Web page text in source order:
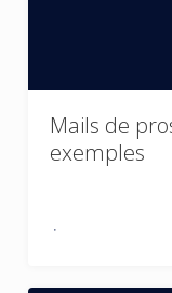
Mails de
exemples